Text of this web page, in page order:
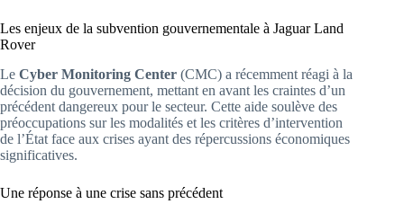
Les enjeux de la subvention gouvernementale à Jaguar Land
Rover
Le Cyber Monitoring Center (CMC) a récemment réagi à la
décision du gouvernement, mettant en avant les craintes d’un
précédent dangereux pour le secteur. Cette aide soulève des
préoccupations sur les modalités et les critères d’intervention
de l’État face aux crises ayant des répercussions économiques
significatives.
Une réponse à une crise sans précédent